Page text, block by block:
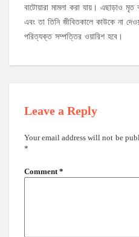
বাটোয়ারা মামলা করা যায়। এছাড়াও
এবং তা তিনি জীবিতকালে কাউকে না
পরিত্যক্ত সম্পত্তির ওয়ারিশ হবে।
Leave a Reply
Your email address will not be
*
Comment *